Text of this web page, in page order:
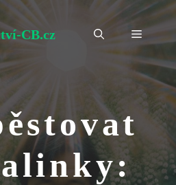
CB.cz Menu